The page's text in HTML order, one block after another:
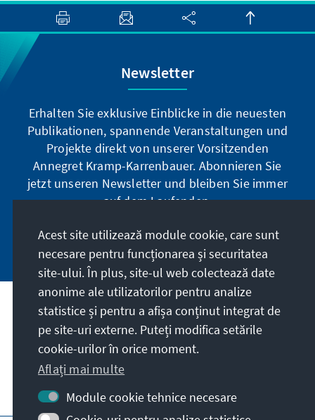
Newsletter
Erhalten Sie exklusive Einblicke in die neuesten
Publikationen, spannende Veranstaltungen und
Projekte direkt von unserer Vorsitzenden
Annegret Kramp-Karrenbauer. Abonnieren Sie
jetzt unseren Newsletter und bleiben Sie immer
auf dem Laufenden.
Jetzt abonnieren
Misiunea noastră
Contact
Alte oferte ale fundației
Acest site utilizează module cookie, care sunt
necesare pentru funcționarea și securitatea
site-ului. În plus, site-ul web colectează date
anonime ale utilizatorilor pentru analize
statistice și pentru a afișa conținut integrat de
pe site-uri externe. Puteți modifica setările
cookie-urilor în orice moment.
Aflați mai multe
Module cookie tehnice necesare